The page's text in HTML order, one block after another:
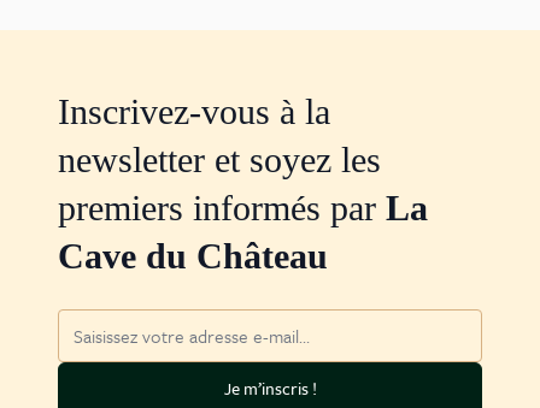
Inscrivez-vous à la
newsletter et soyez les
premiers informés par La
Cave du Château
Adresse mail
Je m’inscris !